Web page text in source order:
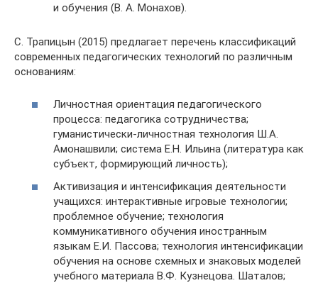
и обучения (В. А. Монахов).
С. Трапицын (2015) предлагает перечень классификаций
современных педагогических технологий по различным
основаниям:
Личностная ориентация педагогического
процесса: педагогика сотрудничества;
гуманистически-личностная технология Ш.А.
Амонашвили; система Е.Н. Ильина (литература как
субъект, формирующий личность);
Активизация и интенсификация деятельности
учащихся: интерактивные игровые технологии;
проблемное обучение; технология
коммуникативного обучения иностранным
языкам Е.И. Пассова; технология интенсификации
обучения на основе схемных и знаковых моделей
учебного материала В.Ф. Кузнецова. Шаталов;